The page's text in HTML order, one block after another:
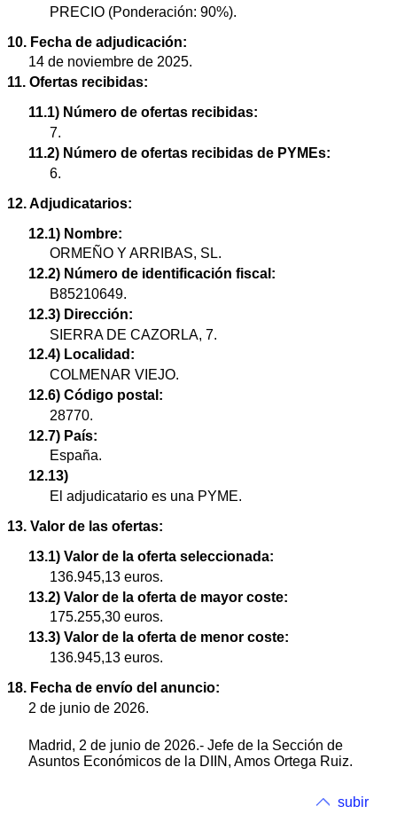
PRECIO (Ponderación: 90%).
10. Fecha de adjudicación:
14 de noviembre de 2025.
11. Ofertas recibidas:
11.1) Número de ofertas recibidas:
7.
11.2) Número de ofertas recibidas de PYMEs:
6.
12. Adjudicatarios:
12.1) Nombre:
ORMEÑO Y ARRIBAS, SL.
12.2) Número de identificación fiscal:
B85210649.
12.3) Dirección:
SIERRA DE CAZORLA, 7.
12.4) Localidad:
COLMENAR VIEJO.
12.6) Código postal:
28770.
12.7) País:
España.
12.13)
El adjudicatario es una PYME.
13. Valor de las ofertas:
13.1) Valor de la oferta seleccionada:
136.945,13 euros.
13.2) Valor de la oferta de mayor coste:
175.255,30 euros.
13.3) Valor de la oferta de menor coste:
136.945,13 euros.
18. Fecha de envío del anuncio:
2 de junio de 2026.
Madrid, 2 de junio de 2026.- Jefe de la Sección de
Asuntos Económicos de la DIIN, Amos Ortega Ruiz.
subir